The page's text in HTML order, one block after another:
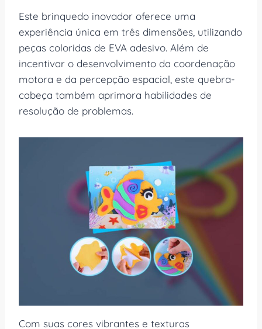
Este brinquedo inovador oferece uma
experiência única em três dimensões, utilizando
peças coloridas de EVA adesivo. Além de
incentivar o desenvolvimento da coordenação
motora e da percepção espacial, este quebra-
cabeça também aprimora habilidades de
resolução de problemas.
Com suas cores vibrantes e texturas